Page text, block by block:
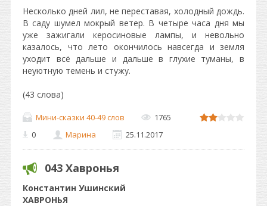
Несколько дней лил, не переставая, холодный дождь.
В саду шумел мокрый ветер. В четыре часа дня мы
уже зажигали керосиновые лампы, и невольно
казалось, что лето окончилось навсегда и земля
уходит всё дальше и дальше в глухие туманы, в
неуютную темень и стужу.
(43 слова)
Мини-сказки 40-49 слов
1765
0
Марина 25.11.2017
043 Хавронья
Константин Ушинский
ХАВРОНЬЯ